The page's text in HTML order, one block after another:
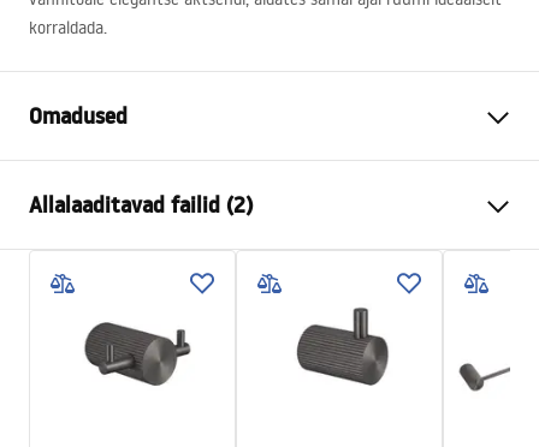
korraldada.
Omadused
Materjal
Paigaldusviis
Kruvitav
Laius
600
Kõrgus
65mm
Solo
Allalaaditavad failid (2)
Garantiitingimused
Warranty_Terms_and_Conditions_Accessories_-_24.pdf
Turvalisuse teave